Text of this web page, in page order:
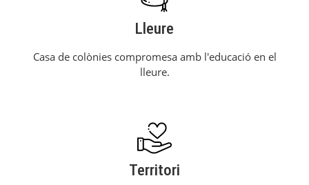
Lleure
Casa de colònies compromesa amb l'educació en el
lleure.
Territori